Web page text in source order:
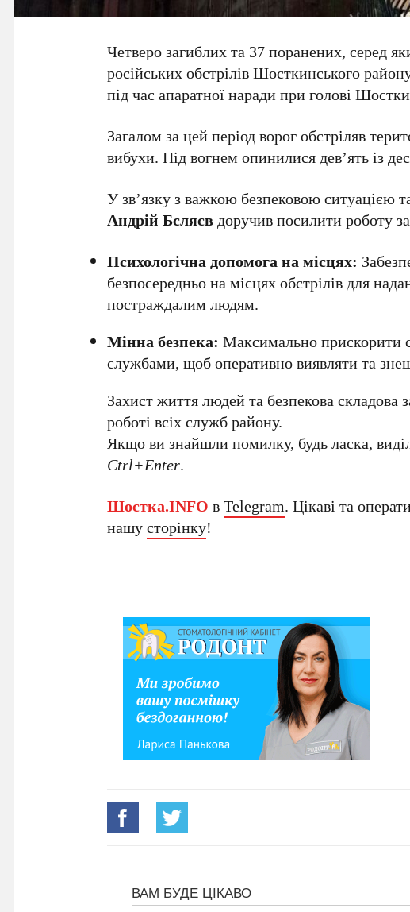
Четверо загиблих та 37 поранених, серед
російських обстрілів Шосткинського
під час апаратної наради при голові
Загалом за цей період ворог обстріляв
вибухи. Під вогнем опинилися дев’ять із
У зв’язку з важкою безпековою ситуацією
Андрій Бєляєвдоручив посилити роботу
Психологічна допомога на місцях:
безпосередньо на місцях обстрілів для
постраждалим людям.
Мінна безпека: Максимально прискорити
службами, щоб оперативно виявляти та
Захист життя людей та безпекова
роботі всіх служб району.
Якщо ви знайшли помилку, будь ласка,
Ctrl+Enter.
Шостка.INFO вTelegram. Цікаві та
нашусторінку!